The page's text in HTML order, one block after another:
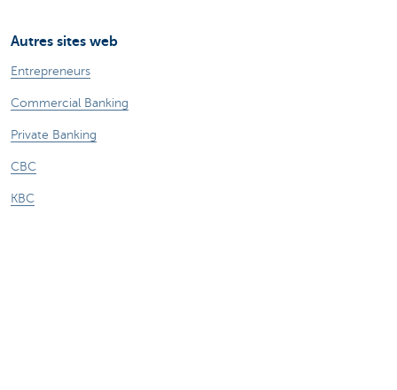
Autres sites web
Entrepreneurs
Commercial Banking
Private Banking
CBC
KBC